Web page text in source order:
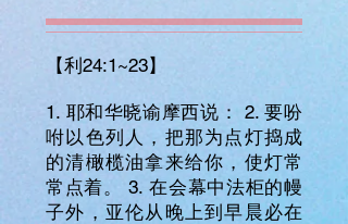
【利24:1~23】
1. 耶和华晓谕摩西说： 2. 要吩
咐以色列人，把那为点灯捣成
的清橄榄油拿来给你，使灯常
常点着。 3. 在会幕中法柜的幔
子外，亚伦从晚上到早晨必在